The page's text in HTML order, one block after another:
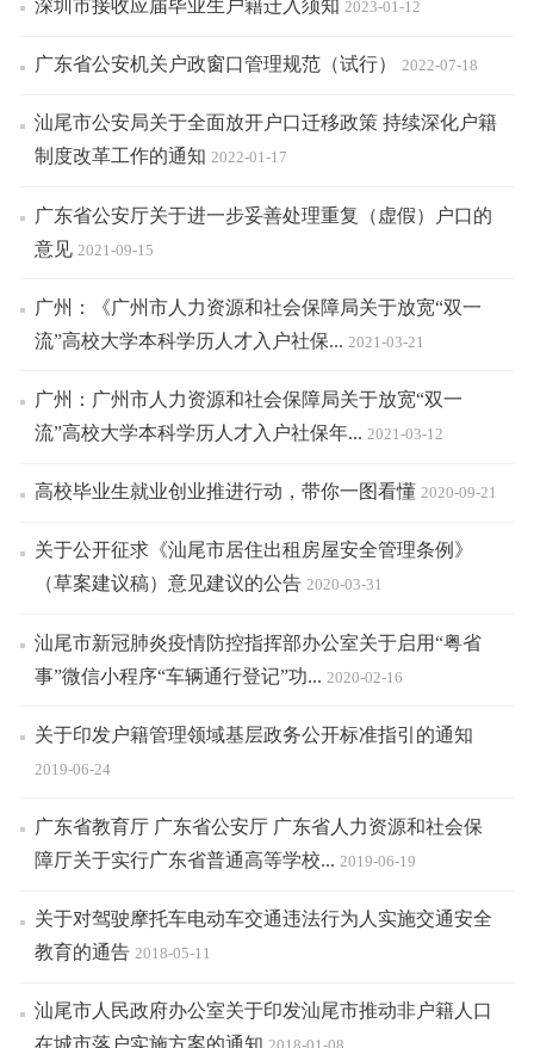
深圳市接收应届毕业生户籍迁入须知 2023-01-12
广东省公安机关户政窗口管理规范（试行） 2022-07-18
汕尾市公安局关于全面放开户口迁移政策 持续深化户籍
制度改革工作的通知 2022-01-17
广东省公安厅关于进一步妥善处理重复（虚假）户口的
意见 2021-09-15
广州：《广州市人力资源和社会保障局关于放宽“双一
流”高校大学本科学历人才入户社保... 2021-03-21
广州：广州市人力资源和社会保障局关于放宽“双一
流”高校大学本科学历人才入户社保年... 2021-03-12
高校毕业生就业创业推进行动，带你一图看懂 2020-09-21
关于公开征求《汕尾市居住出租房屋安全管理条例》
（草案建议稿）意见建议的公告 2020-03-31
汕尾市新冠肺炎疫情防控指挥部办公室关于启用“粤省
事”微信小程序“车辆通行登记”功... 2020-02-16
关于印发户籍管理领域基层政务公开标准指引的通知
2019-06-24
广东省教育厅 广东省公安厅 广东省人力资源和社会保
障厅关于实行广东省普通高等学校... 2019-06-19
关于对驾驶摩托车电动车交通违法行为人实施交通安全
教育的通告 2018-05-11
汕尾市人民政府办公室关于印发汕尾市推动非户籍人口